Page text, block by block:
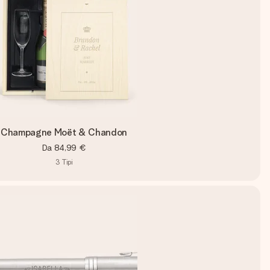
Champagne Moët & Chandon
Da 84,99 €
3 Tipi